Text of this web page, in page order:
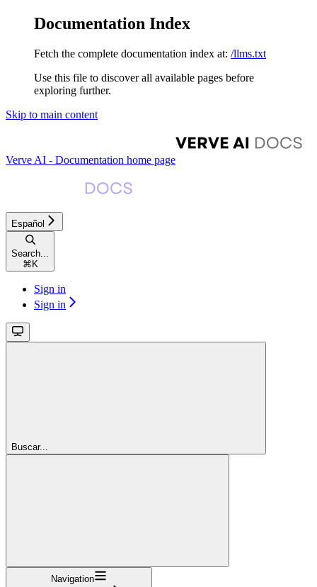
Documentation Index
Fetch the complete documentation index at: /llms.txt
Use this file to discover all available pages before
exploring further.
Skip to main content
Verve AI - Documentation home page
Español
Search...
⌘ K
Sign in
Sign in
Buscar...
Navigation